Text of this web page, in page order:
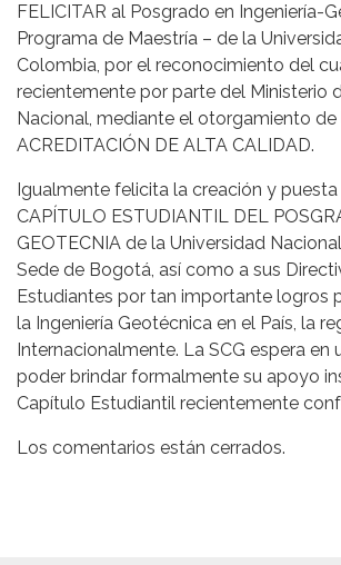
FELICITAR al Posgrado en Ingeniería-
Programa de Maestría – de la
Colombia, por el reconocimiento del
recientemente por parte del Ministerio
Nacional, mediante el otorgamiento de
ACREDITACIÓN DE ALTA CALIDAD.
Igualmente felicita la creación y
CAPÍTULO ESTUDIANTIL DEL
GEOTECNIA de la Universidad
Sede de Bogotá, así como a sus
Estudiantes por tan importante logros
la Ingeniería Geotécnica en el País, la
Internacionalmente. La SCG espera en
poder brindar formalmente su apoyo
Capítulo Estudiantil recientemente
Los comentarios están cerrados.